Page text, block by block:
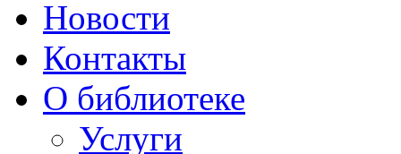
Новости
Контакты
О библиотеке
Услуги